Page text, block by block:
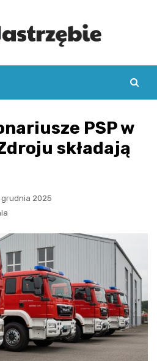
PSP w
składają
grudnia 2025